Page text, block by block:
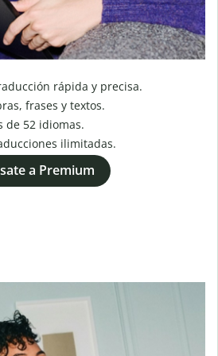
rápida y precisa.
frases y textos.
de 52 idiomas.
ilimitadas.
a Premium